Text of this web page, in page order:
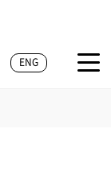
ENG